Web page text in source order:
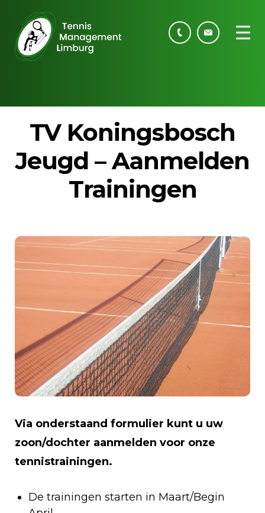
TV Koningsbosch
Jeugd – Aanmelden
Trainingen
Via onderstaand formulier kunt u uw
zoon/dochter aanmelden voor onze
tennistrainingen.
De trainingen starten in Maart/Begin